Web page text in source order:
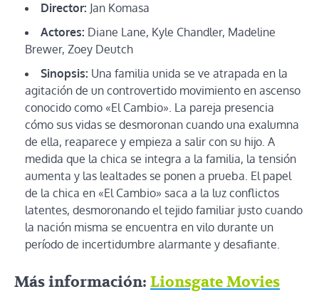
Director: Jan Komasa
Actores: Diane Lane, Kyle Chandler, Madeline
Brewer, Zoey Deutch
Sinopsis: Una familia unida se ve atrapada en la
agitación de un controvertido movimiento en ascenso
conocido como «El Cambio». La pareja presencia
cómo sus vidas se desmoronan cuando una exalumna
de ella, reaparece y empieza a salir con su hijo. A
medida que la chica se integra a la familia, la tensión
aumenta y las lealtades se ponen a prueba. El papel
de la chica en «El Cambio» saca a la luz conflictos
latentes, desmoronando el tejido familiar justo cuando
la nación misma se encuentra en vilo durante un
período de incertidumbre alarmante y desafiante.
Más información: Lionsgate Movies